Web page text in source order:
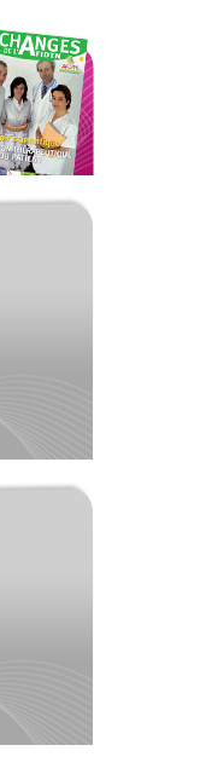
voir tous les partenaires